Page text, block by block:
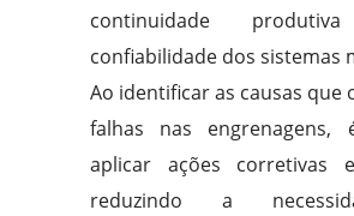
continuidade
confiabilidade dos sistemas
Ao identificar as causas que
falhas nas engrenagens,
aplicar ações corretivas
reduzindo a